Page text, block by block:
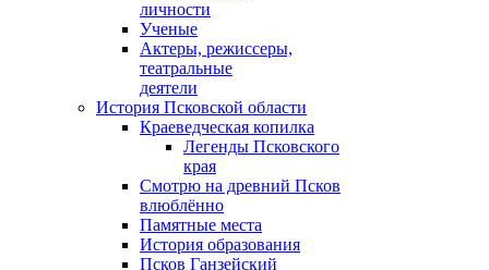
личности
Ученые
Актеры, режиссеры,
театральные
деятели
История Псковской области
Краеведческая копилка
Легенды Псковского
края
Смотрю на древний Псков
влюблённо
Памятные места
История образования
Псков Ганзейский